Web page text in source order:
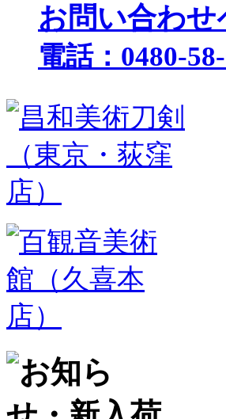
お問い合わせ
電話：0480-